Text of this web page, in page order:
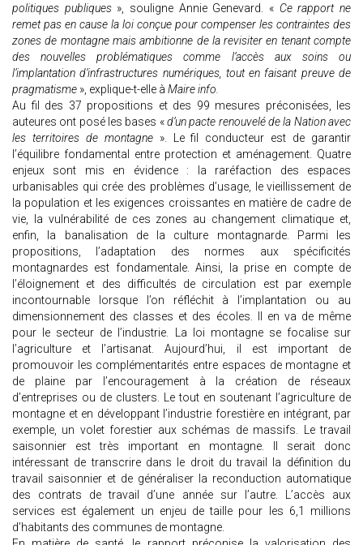
politiques publiques», souligne Annie Genevard. « Ce rapport ne
remet pas en cause la loi conçue pour compenser les contraintes des
zones de montagne mais ambitionne de la revisiter en tenant compte
des nouvelles problématiques comme l’accès aux soins ou
l’implantation d’infrastructures numériques, tout en faisant preuve de
pragmatisme », explique-t-elle à Maire info.
Au fil des 37 propositions et des 99 mesures préconisées, les
auteures ont posé les bases «d’un pacte renouvelé de la Nation avec
les territoires de montagne». Le fil conducteur est de garantir
l’équilibre fondamental entre protection et aménagement. Quatre
enjeux sont mis en évidence : la raréfaction des espaces
urbanisables qui crée des problèmes d’usage, le vieillissement de
la population et les exigences croissantes en matière de cadre de
vie, la vulnérabilité de ces zones au changement climatique et,
enfin, la banalisation de la culture montagnarde. Parmi les
propositions, l’adaptation des normes aux spécificités
montagnardes est fondamentale. Ainsi, la prise en compte de
l’éloignement et des difficultés de circulation est par exemple
incontournable lorsque l’on réfléchit à l’implantation ou au
dimensionnement des classes et des écoles. Il en va de même
pour le secteur de l’industrie. La loi montagne se focalise sur
l’agriculture et l’artisanat. Aujourd’hui, il est important de
promouvoir les complémentarités entre espaces de montagne et
de plaine par l’encouragement à la création de réseaux
d’entreprises ou de clusters. Le tout en soutenant l’agriculture de
montagne et en développant l’industrie forestière en intégrant, par
exemple, un volet forestier aux schémas de massifs. Le travail
saisonnier est très important en montagne. Il serait donc
intéressant de transcrire dans le droit du travail la définition du
travail saisonnier et de généraliser la reconduction automatique
des contrats de travail d’une année sur l’autre. L’accès aux
services est également un enjeu de taille pour les 6,1 millions
d’habitants des communes de montagne.